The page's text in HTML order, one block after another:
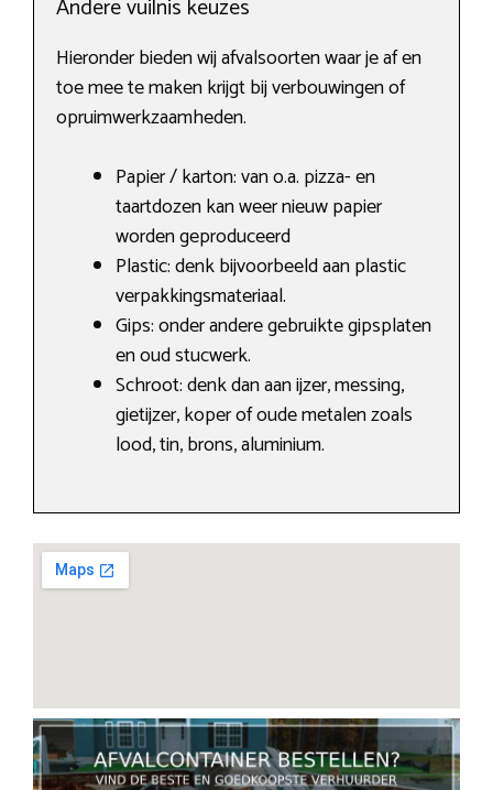
Andere vuilnis keuzes
Hieronder bieden wij afvalsoorten waar je af en
toe mee te maken krijgt bij verbouwingen of
opruimwerkzaamheden.
Papier / karton: van o.a. pizza- en
taartdozen kan weer nieuw papier
worden geproduceerd
Plastic: denk bijvoorbeeld aan plastic
verpakkingsmateriaal.
Gips: onder andere gebruikte gipsplaten
en oud stucwerk.
Schroot: denk dan aan ijzer, messing,
gietijzer, koper of oude metalen zoals
lood, tin, brons, aluminium.